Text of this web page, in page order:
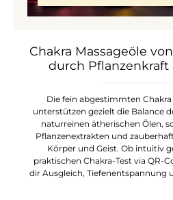
Chakra Massageöle
durch
Die fein abgestimmten
unterstützen gezielt die Balance
naturreinen ätherischen Ölen,
Pflanzenextrakten und
Körper und Geist. Ob intuitiv
praktischen Chakra-Test via QR-
dir Ausgleich, Tiefenentspannung